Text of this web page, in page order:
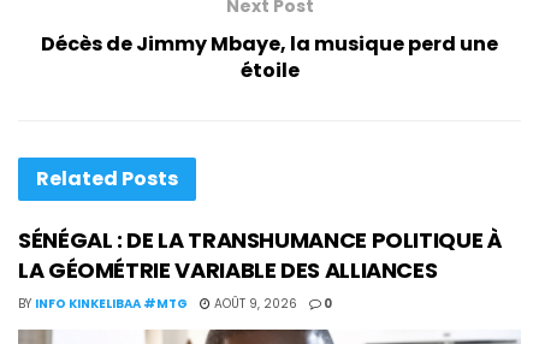
Next Post
Décès de Jimmy Mbaye, la musique perd une
étoile
Related Posts
SÉNÉGAL : DE LA TRANSHUMANCE POLITIQUE À
LA GÉOMÉTRIE VARIABLE DES ALLIANCES
BY INFO KINKELIBAA #MTG AOÛT 9, 2026 0